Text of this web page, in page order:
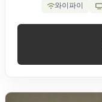
와이파이